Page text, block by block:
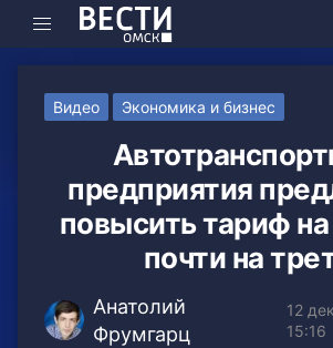
Видео Экономика и бизнес
предприятия
повысить тариф
почти на
Анатолий
Фрумгарц
12
15:16